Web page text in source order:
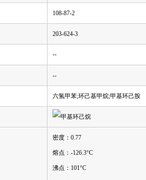
108-87-2
203-624-3
--
--
六氢甲苯;环己基甲烷;甲基环己胺
密度：0.77
熔点：-126.3°C
沸点：101°C